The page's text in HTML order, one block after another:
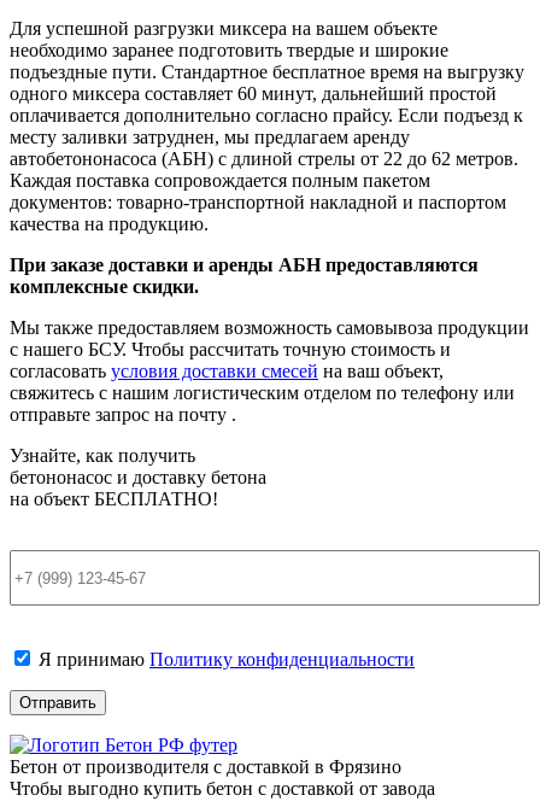
Для успешной разгрузки миксера на вашем объекте
необходимо заранее подготовить твердые и широкие
подъездные пути. Стандартное бесплатное время на выгрузку
одного миксера составляет 60 минут, дальнейший простой
оплачивается дополнительно согласно прайсу. Если подъезд к
месту заливки затруднен, мы предлагаем аренду
автобетононасоса (АБН) с длиной стрелы от 22 до 62 метров.
Каждая поставка сопровождается полным пакетом
документов: товарно-транспортной накладной и паспортом
качества на продукцию.
При заказе доставки и аренды АБН предоставляются
комплексные скидки.
Мы также предоставляем возможность самовывоза продукции
с нашего БСУ. Чтобы рассчитать точную стоимость и
согласовать условия доставки смесей на ваш объект,
свяжитесь с нашим логистическим отделом по телефону или
отправьте запрос на почту .
Узнайте, как получить
бетононасос и доставку бетона
на объект БЕСПЛАТНО!
Я принимаю Политику конфиденциальности
Бетон от производителя с доставкой в Фрязино
Чтобы выгодно купить бетон с доставкой от завода